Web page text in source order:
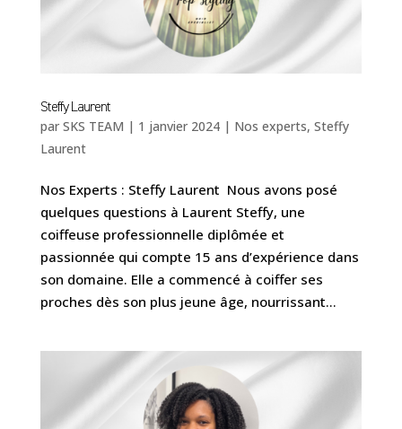
Steffy Laurent
par SKS TEAM | 1 janvier 2024| Nos experts, Steffy
Laurent
Nos Experts : Steffy Laurent Nous avons posé
quelques questions à Laurent Steffy, une
coiffeuse professionnelle diplômée et
passionnée qui compte 15 ans d’expérience dans
son domaine. Elle a commencé à coiffer ses
proches dès son plus jeune âge, nourrissant...